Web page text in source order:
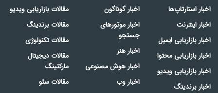
اخبار استارتاپ‌ها
اخبار اینترنت
اخبار بازاریابی ایمیل
اخبار بازاریابی محتوا
اخبار بازاریابی ویدیو
اخبار برندینگ
اخبار گوناگون
اخبار موتورهای
جستجو
اخبار هنر
اخبار هوش مصنوعی
اخبار وب
مقالات بازاریابی ویدیو
مقالات برندینگ
مقالات تکنولوژی
مقالات دیجیتال
مارکتینگ
مقالات سئو